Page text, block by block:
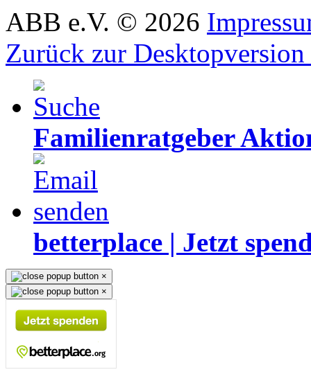
ABB e.V. © 2026
Zurück zur Desktopversion
Familienratgeber
betterplace | Jetzt
×
×